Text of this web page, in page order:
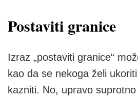
Postaviti granice
Izraz „postaviti granice“
kao da se nekoga želi
kazniti. No, upravo